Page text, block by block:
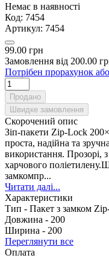
Немає в наявності
Код: 7454
Артикул: 7454
99.00 грн
Замовлення від 200.00
Потрібен прорахунок
Продано
Швидке замовлення
Скорочений опис
Зіп-пакети Zip-Lock
проста, надійна та
використання. Прозорі,
харчового
замкомпр...
Читати далі...
Характеристики
Тип - Пакет з замком
Довжина - 200
Ширина - 200
Переглянути все
Оплата